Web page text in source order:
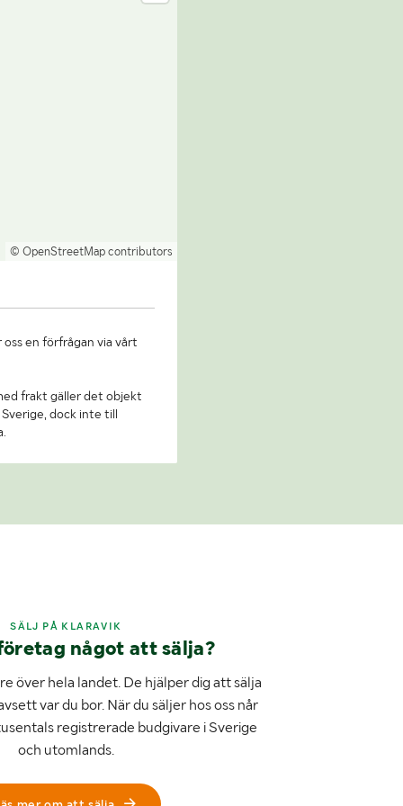
© OpenStreetMap contributors
en förfrågan via vårt
frakt gäller det objekt
dock inte till
SÄLJ PÅ KLARAVIK
något att sälja?
över hela landet. De hjälper dig att sälja
var du bor. När du säljer hos oss når
registrerade budgivare i Sverige
och utomlands.